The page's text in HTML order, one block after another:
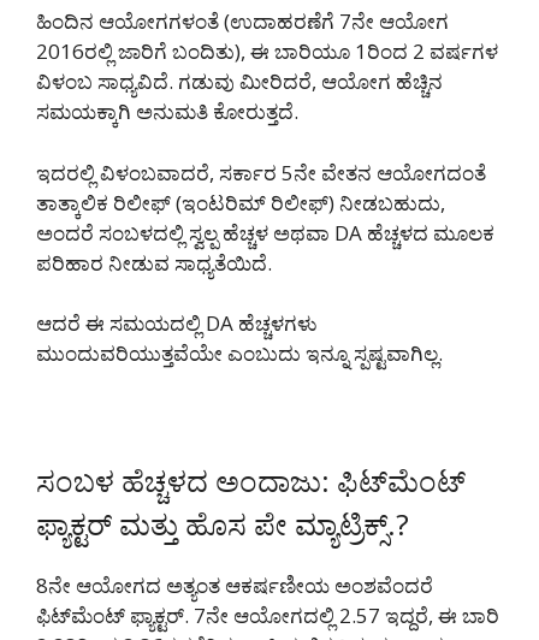
ಹಿಂದಿನ ಆಯೋಗಗಳಂತೆ (ಉದಾಹರಣೆಗೆ 7ನೇ ಆಯೋಗ
2016ರಲ್ಲಿ ಜಾರಿಗೆ ಬಂದಿತು), ಈ ಬಾರಿಯೂ 1ರಿಂದ 2 ವರ್ಷಗಳ
ವಿಳಂಬ ಸಾಧ್ಯವಿದೆ. ಗಡುವು ಮೀರಿದರೆ, ಆಯೋಗ ಹೆಚ್ಚಿನ
ಸಮಯಕ್ಕಾಗಿ ಅನುಮತಿ ಕೋರುತ್ತದೆ.
ಇದರಲ್ಲಿ ವಿಳಂಬವಾದರೆ, ಸರ್ಕಾರ 5ನೇ ವೇತನ ಆಯೋಗದಂತೆ
ತಾತ್ಕಾಲಿಕ ರಿಲೀಫ್ (ಇಂಟರಿಮ್ ರಿಲೀಫ್) ನೀಡಬಹುದು,
ಅಂದರೆ ಸಂಬಳದಲ್ಲಿ ಸ್ವಲ್ಪ ಹೆಚ್ಚಳ ಅಥವಾ DA ಹೆಚ್ಚಳದ ಮೂಲಕ
ಪರಿಹಾರ ನೀಡುವ ಸಾಧ್ಯತೆಯಿದೆ.
ಆದರೆ ಈ ಸಮಯದಲ್ಲಿ DA ಹೆಚ್ಚಳಗಳು
ಮುಂದುವರಿಯುತ್ತವೆಯೇ ಎಂಬುದು ಇನ್ನೂ ಸ್ಪಷ್ಟವಾಗಿಲ್ಲ.
ಸಂಬಳ ಹೆಚ್ಚಳದ ಅಂದಾಜು: ಫಿಟ್‌ಮೆಂಟ್
ಫ್ಯಾಕ್ಟರ್ ಮತ್ತು ಹೊಸ ಪೇ ಮ್ಯಾಟ್ರಿಕ್ಸ್.?
8ನೇ ಆಯೋಗದ ಅತ್ಯಂತ ಆಕರ್ಷಣೀಯ ಅಂಶವೆಂದರೆ
ಫಿಟ್‌ಮೆಂಟ್ ಫ್ಯಾಕ್ಟರ್. 7ನೇ ಆಯೋಗದಲ್ಲಿ 2.57 ಇದ್ದರೆ, ಈ ಬಾರಿ